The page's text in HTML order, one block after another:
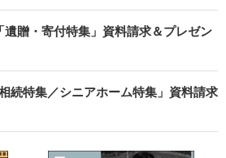
贈・寄付特集」資料請求＆プレゼン
続特集／シニアホーム特集」資料請求